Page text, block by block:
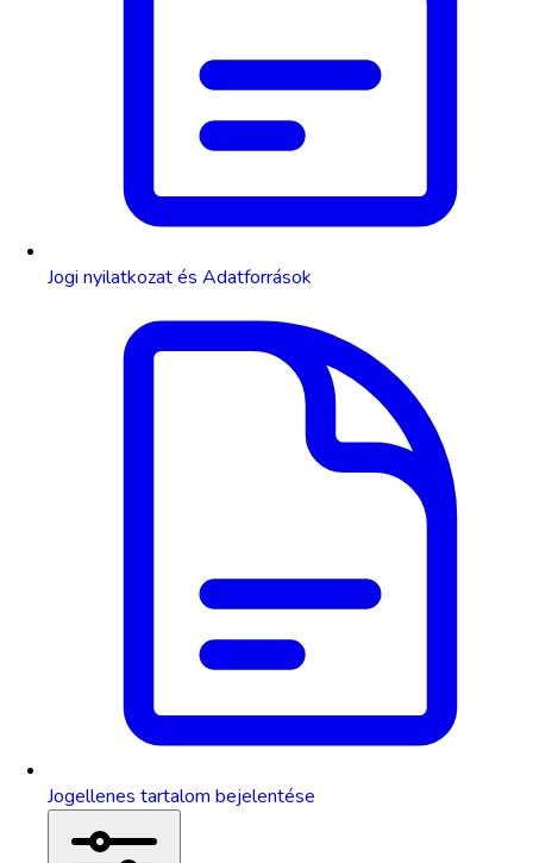
Jogi nyilatkozat és Adatforrások
Jogellenes tartalom bejelentése